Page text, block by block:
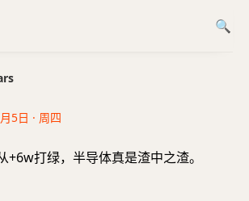
5日 · 周四
+6w打绿，半导体真是渣中之渣。